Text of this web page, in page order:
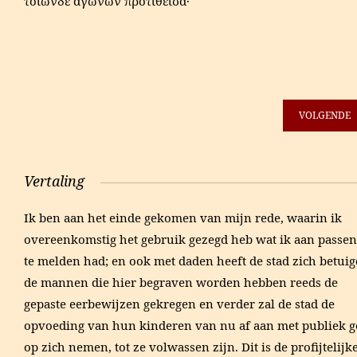
VOLGENDE
Vertaling
Ik ben aan het einde gekomen van mijn rede, waarin ik
overeenkomstig het gebruik gezegd heb wat ik aan
te melden had; en ook met daden heeft de stad zich
de mannen die hier begraven worden hebben reeds de
gepaste eerbewijzen gekregen en verder zal de stad de
opvoeding van hun kinderen van nu af aan met publiek
op zich nemen, tot ze volwassen zijn. Dit is de